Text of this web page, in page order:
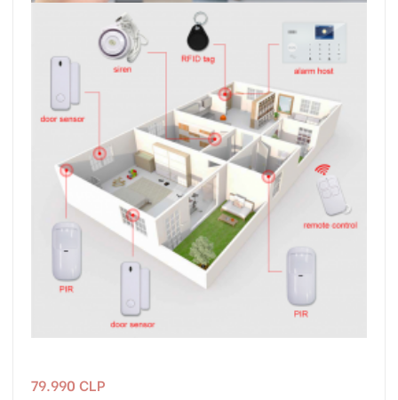
Precio
79.990 CLP